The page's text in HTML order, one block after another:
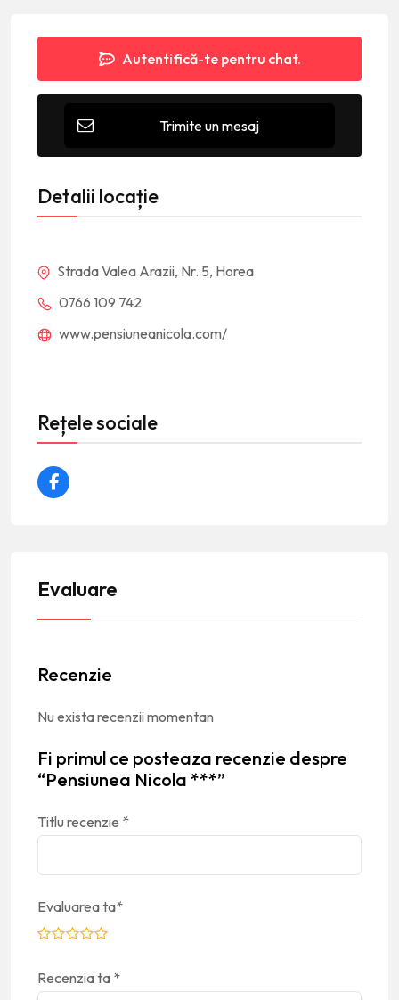
Autentifică-te pentru chat.
Trimite un mesaj
Detalii locație
Strada Valea Arazii, Nr. 5, Horea
0766 109 742
www.pensiuneanicola.com/
Rețele sociale
Evaluare
Recenzie
Nu exista recenzii momentan
Fi primul ce posteaza recenzie despre
“Pensiunea Nicola ***”
Titlu recenzie *
Evaluarea ta*
Recenzia ta *